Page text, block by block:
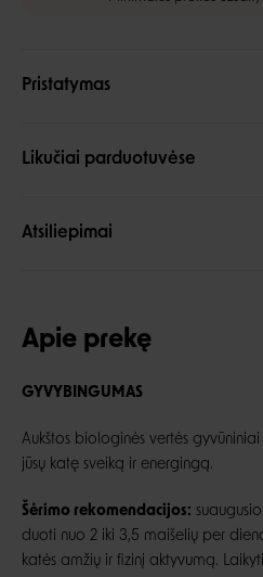
Pristatymas
Likučiai parduotuvėse
Atsiliepimai
Apie prekę
GYVYBINGUMAS
Aukštos biologinės vertės
jūsų katę sveiką ir energingą.
Šėrimo rekomendacijos:
duoti nuo 2 iki 3,5 maišelių per
katės amžių ir fizinį aktyvumą.